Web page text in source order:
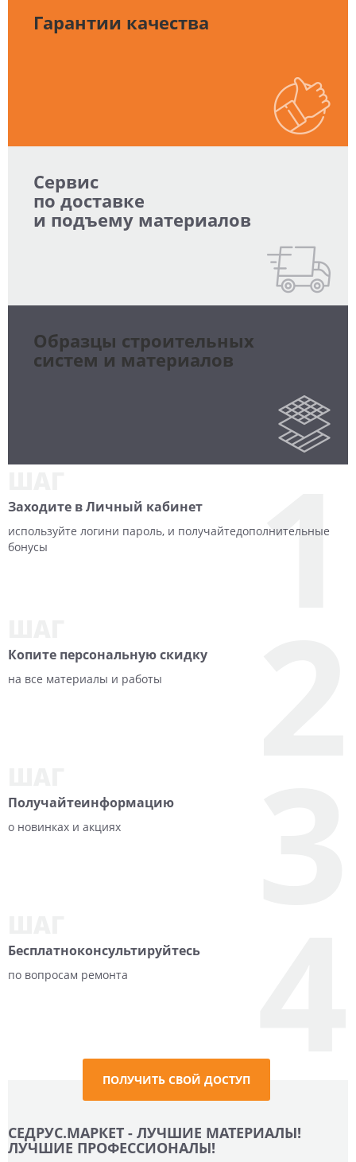
Гарантии качества
Сервис
по доставке
и подъему материалов
Образцы строительных
систем и материалов
Заходите в Личный кабинет
используйте логини пароль, и получайтедополнительные
бонусы
1
Копите персональнуюскидку
на все материалы и работы
Получайтеинформацию
о новинках и акциях
Бесплатноконсультируйтесь
по вопросам ремонта
ПОЛУЧИТЬ СВОЙ ДОСТУП
СЕДРУС.МАРКЕТ - ЛУЧШИЕ МАТЕРИАЛЫ!
ЛУЧШИЕ ПРОФЕССИОНАЛЫ!